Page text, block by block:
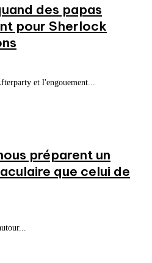
des papas
pour Sherlock
et l'engouement...
préparent un
que celui de